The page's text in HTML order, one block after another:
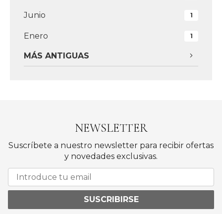
Junio 1
Enero 1
MÁS ANTIGUAS
NEWSLETTER
Suscríbete a nuestro newsletter para recibir ofertas
y novedades exclusivas.
SUSCRIBIRSE